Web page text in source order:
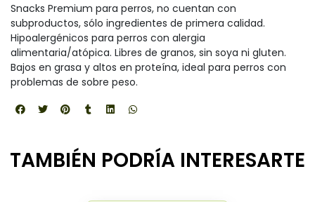
Snacks Premium para perros, no cuentan con
subproductos, sólo ingredientes de primera calidad.
Hipoalergénicos para perros con alergia
alimentaria/atópica. Libres de granos, sin soya ni gluten.
Bajos en grasa y altos en proteína, ideal para perros con
problemas de sobre peso.
TAMBIÉN PODRÍA INTERESARTE